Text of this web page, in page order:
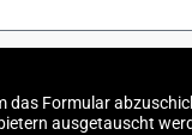
das Formular
ausgetauscht